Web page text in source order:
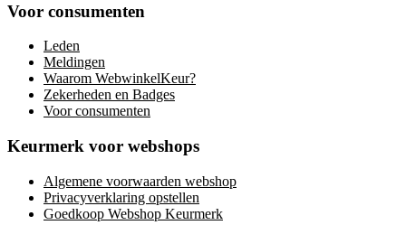
Voor consumenten
Leden
Meldingen
Waarom WebwinkelKeur?
Zekerheden en Badges
Voor consumenten
Keurmerk voor webshops
Algemene voorwaarden webshop
Privacyverklaring opstellen
Goedkoop Webshop Keurmerk